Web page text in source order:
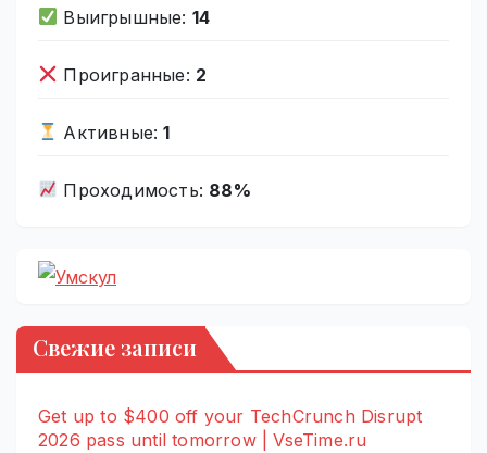
Выигрышные: 14
Проигранные: 2
Активные:1
Проходимость: 88%
Свежие записи
Get up to $400 off your TechCrunch Disrupt
2026 pass until tomorrow | VseTime.ru